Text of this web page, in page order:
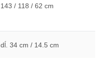
143 / 118 / 62 cm
dĺ. 34 cm / 14.5 cm